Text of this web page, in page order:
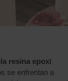
resina epoxi
se enfrentan a